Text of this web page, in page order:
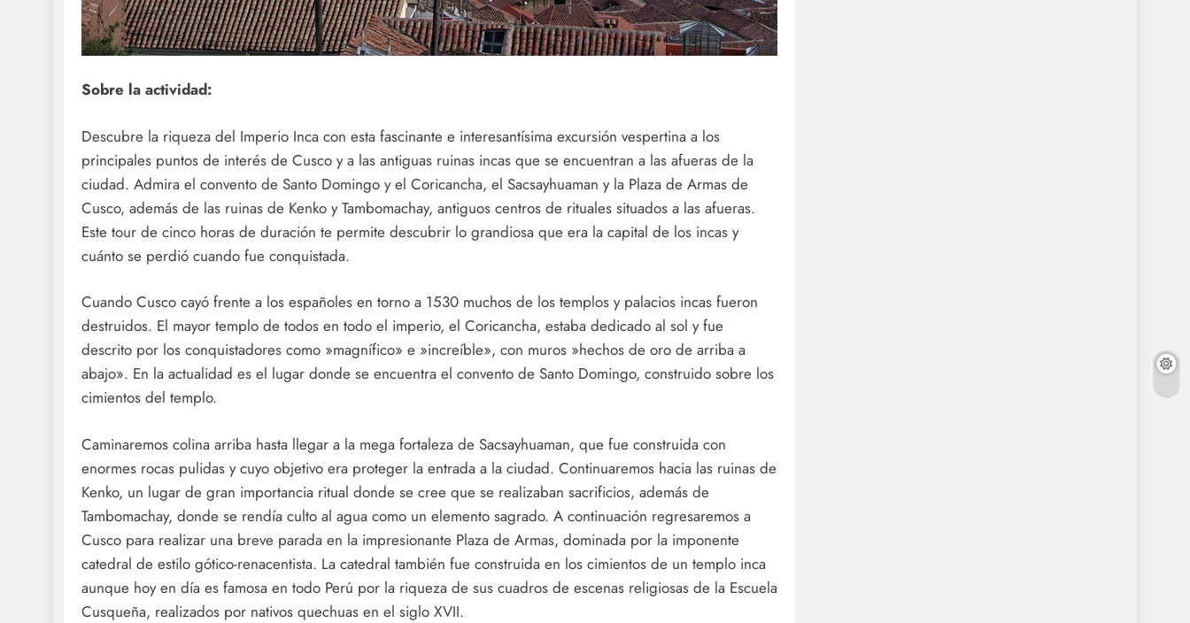
Sobre la actividad:
Descubre la riqueza del Imperio Inca con esta fascinante e interesantísima excursión vespertina a los
principales puntos de interés de Cusco y a las antiguas ruinas incas que se encuentran a las afueras de la
ciudad. Admira el convento de Santo Domingo y el Coricancha, el Sacsayhuaman y la Plaza de Armas de
Cusco, además de las ruinas de Kenko y Tambomachay, antiguos centros de rituales situados a las afueras.
Este tour de cinco horas de duración te permite descubrir lo grandiosa que era la capital de los incas y
cuánto se perdió cuando fue conquistada.
Cuando Cusco cayó frente a los españoles en torno a 1530 muchos de los templos y palacios incas fueron
destruidos. El mayor templo de todos en todo el imperio, el Coricancha, estaba dedicado al sol y fue
descrito por los conquistadores como »magnífico» e »increíble», con muros »hechos de oro de arriba a
abajo». En la actualidad es el lugar donde se encuentra el convento de Santo Domingo, construido sobre los
cimientos del templo.
Caminaremos colina arriba hasta llegar a la mega fortaleza de Sacsayhuaman, que fue construida con
enormes rocas pulidas y cuyo objetivo era proteger la entrada a la ciudad. Continuaremos hacia las ruinas de
Kenko, un lugar de gran importancia ritual donde se cree que se realizaban sacrificios, además de
Tambomachay, donde se rendía culto al agua como un elemento sagrado. A continuación regresaremos a
Cusco para realizar una breve parada en la impresionante Plaza de Armas, dominada por la imponente
catedral de estilo gótico-renacentista. La catedral también fue construida en los cimientos de un templo inca
aunque hoy en día es famosa en todo Perú por la riqueza de sus cuadros de escenas religiosas de la Escuela
Cusqueña, realizados por nativos quechuas en el siglo XVII.